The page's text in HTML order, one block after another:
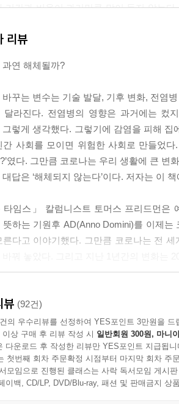
기간과 비용이 과거만큼 많이 들지 않는
배 트럭은 배달 내내 다른 물건들도 싣고
생긴다. 게다가 5G 기술을 이용한 자율 주
처럼 경쟁력 있는 미래 도시의 필수 인프
[엘리시움]을 보면 부자들은 환경이 파괴
쾌적한 자연환경이 있고 어떤 병에 걸려
이다. 이러한 인공 천국 개념의 공간은 영
의 공간이 디스토피아적인 모습으로 그려
존 CEO 제프 베이조스는 우주 정거장처럼
제라드 오닐Gerard O’Neil이 1975년에
을 유발하고 그러한 사회는 지속 가능하지
리뷰
과연 해체될까?
바꾸는 변수는 기술 발달, 기후 변화, 전염
달라진다. 전염병의 영향은 과거에는 컸
그렇게 생각했다. 그렇기에 감염을 피해
간 사회를 모이면 위험한 사회로 만들었
였다. 그만큼 코로나는 우리 생활에 큰
대답은 ‘해체되지 않는다’이다. 저자는 이
타임스」 칼럼니스트 토머스 프리드먼
뜻하는 기원후 AD(Anno Domini)를 이제
른다고 이야기했다. 그만큼 코로나는 전
전공의 전문가들이 예측을 내놓고 있다.
.
급변하고 위기의 시간이 오면 미래에 대
많은 변수가 있기 때문에 미래를 예측한다
라도 이 책을 내놓는 것은 더 다양한 전
뷰 (92건)
의 우수리뷰를 선정하여 YES포인트 3만원을 드
이상 구매 후 리뷰 작성 시 일반회원 300원, 마니
다운로드 후 작성한 리뷰만 YES포인트 지급됩니
첫번째 회차 주문확정 시점부터 마지막 회차 주
모임으로 진행된 클래스는 사락 독서모임 게시
이백, CD/LP, DVD/Blu-ray, 패션 및 판매금지 상